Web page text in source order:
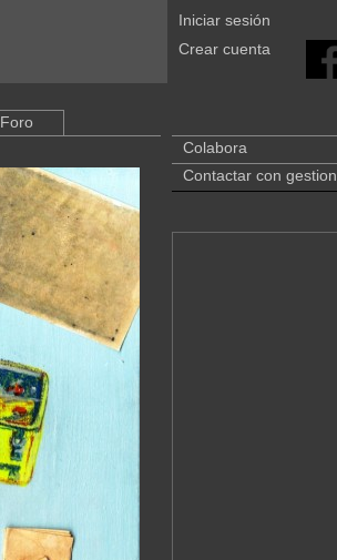
Iniciar sesión
Crear cuenta
Foro
Colabora
Contactar con gestion